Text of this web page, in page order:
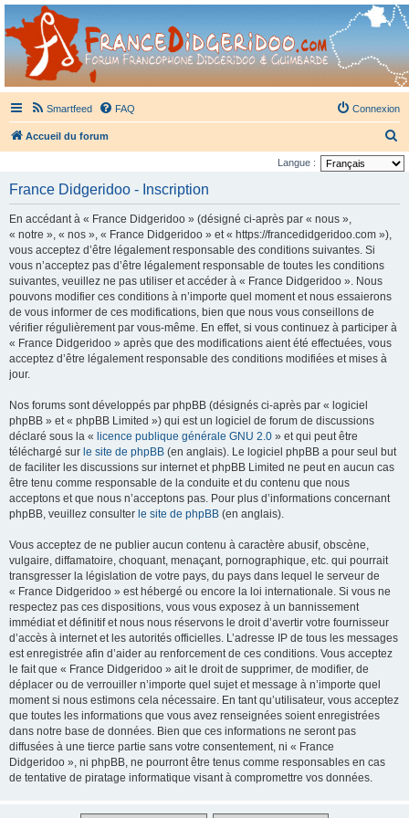
France Didgeridoo
Didgeridoo et Guimbarde sur France Didgeridoo - retrouvez la communauté.
Smartfeed FAQ Connexion
Accueil du forum
e
h
Langue :
France Didgeridoo - Inscription
En accédant à « France Didgeridoo » (désigné ci-après par « nous »,
« notre », « nos », « France Didgeridoo » et « https://francedidgeridoo.com »),
vous acceptez d’être légalement responsable des conditions suivantes. Si
vous n’acceptez pas d’être légalement responsable de toutes les conditions
suivantes, veuillez ne pas utiliser et accéder à « France Didgeridoo ». Nous
pouvons modifier ces conditions à n’importe quel moment et nous essaierons
de vous informer de ces modifications, bien que nous vous conseillons de
vérifier régulièrement par vous-même. En effet, si vous continuez à participer à
« France Didgeridoo » après que des modifications aient été effectuées, vous
acceptez d’être légalement responsable des conditions modifiées et mises à
jour.
Nos forums sont développés par phpBB (désignés ci-après par « logiciel
phpBB » et « phpBB Limited ») qui est un logiciel de forum de discussions
déclaré sous la « licence publique générale GNU 2.0 » et qui peut être
téléchargé sur le site de phpBB (en anglais). Le logiciel phpBB a pour seul but
de faciliter les discussions sur internet et phpBB Limited ne peut en aucun cas
être tenu comme responsable de la conduite et du contenu que nous
acceptons et que nous n’acceptons pas. Pour plus d’informations concernant
phpBB, veuillez consulter le site de phpBB (en anglais).
Vous acceptez de ne publier aucun contenu à caractère abusif, obscène,
vulgaire, diffamatoire, choquant, menaçant, pornographique, etc. qui pourrait
transgresser la législation de votre pays, du pays dans lequel le serveur de
« France Didgeridoo » est hébergé ou encore la loi internationale. Si vous ne
respectez pas ces dispositions, vous vous exposez à un bannissement
immédiat et définitif et nous nous réservons le droit d’avertir votre fournisseur
d’accès à internet et les autorités officielles. L’adresse IP de tous les messages
est enregistrée afin d’aider au renforcement de ces conditions. Vous acceptez
le fait que « France Didgeridoo » ait le droit de supprimer, de modifier, de
déplacer ou de verrouiller n’importe quel sujet et message à n’importe quel
moment si nous estimons cela nécessaire. En tant qu’utilisateur, vous acceptez
que toutes les informations que vous avez renseignées soient enregistrées
dans notre base de données. Bien que ces informations ne seront pas
diffusées à une tierce partie sans votre consentement, ni « France
Didgeridoo », ni phpBB, ne pourront être tenus comme responsables en cas
de tentative de piratage informatique visant à compromettre vos données.